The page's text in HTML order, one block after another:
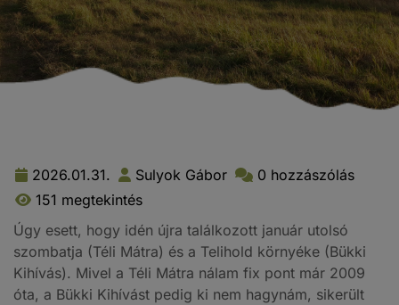
2026.01.31. Sulyok Gábor
0 hozzászólás
151 megtekintés
Úgy esett, hogy idén újra találkozott január utolsó
szombatja (Téli Mátra) és a Telihold környéke (Bükki
Kihívás). Mivel a Téli Mátra nálam fix pont már 2009
óta, a Bükki Kihívást pedig ki nem hagynám, sikerült